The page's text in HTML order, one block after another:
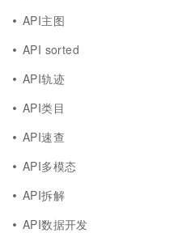
API主图
API sorted
API轨迹
API类目
API速查
API多模态
API拆解
API数据开发